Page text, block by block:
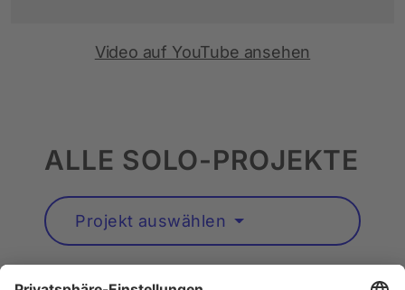
Video auf YouTube ansehen
ALLE SOLO-PROJEKTE
Projekt auswählen